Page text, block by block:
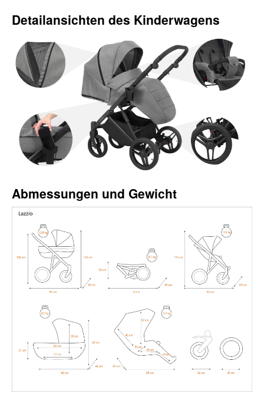
Detailansichten des Kinderwagens
Abmessungen und Gewicht